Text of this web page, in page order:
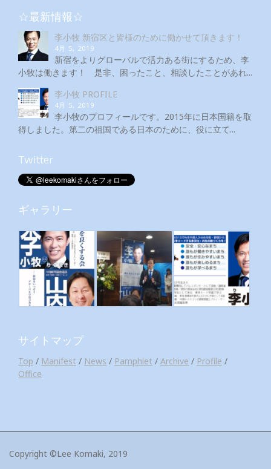
☆最新情報☆
李小牧 新宿区と皆様のために働かせて頂きます！
4月 5, 2019
新宿をよりグローバルで活力ある街にするため、李
小牧は働きます！ 是非、困ったこと、相談したことがあれ...
李小牧 PROFILE
4月 5, 2019
李小牧のプロフィールです。2015年に日本国籍を取
得しました。第二の祖国である日本のために、役に立て...
Twitter
ギャラリー
サイトマップ
Top / Manifest / News / Pamphlet / Archive / Profile /
Office
Copyright ©Lee Komaki, 2019